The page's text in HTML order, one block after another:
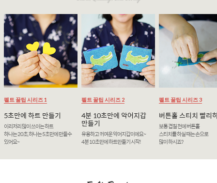
펠트 꿀팁 시리즈 1
5초만에 하트 만들기
이리저리 많이 쓰이는 하트
하나는 20초, 하나는 5초만에 만들수
있어요~
펠트 꿀팁 시리즈 2
4분 10초만에 악어지갑
만들기
유용하고 귀여운 악어지갑이에요~
4분 10초만에 하트만들기 시작!
펠트 꿀팁 시리즈 3
버튼홀 스티치 빨리
보통 겹칠 천에 버튼홀
스티치를 하실 때는 손으로
많이 하시죠?